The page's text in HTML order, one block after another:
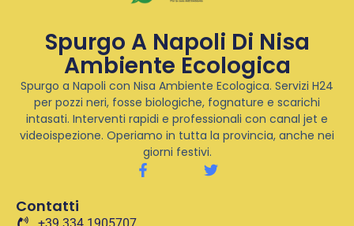
Spurgo A Napoli Di Nisa
Ambiente Ecologica
Spurgo a Napoli con Nisa Ambiente Ecologica. Servizi H24
per pozzi neri, fosse biologiche, fognature e scarichi
intasati. Interventi rapidi e professionali con canal jet e
videoispezione. Operiamo in tutta la provincia, anche nei
giorni festivi.
Contatti